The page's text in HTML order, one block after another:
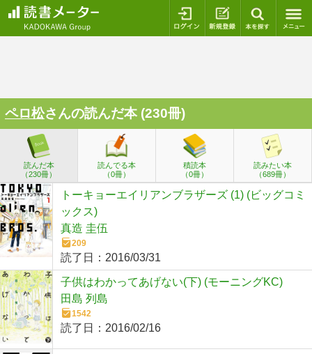
ログイン 新規登録
ペロ松さんの読んだ本 (230冊)
読んだ本
（230冊）
読んでる本
（0冊）
積読本
（0冊）
読みたい本
（689冊）
トーキョーエイリアンブラザーズ (1) (ビッグコミ
ックス)
真造 圭伍
209
読了日： 2016/03/31
子供はわかってあげない(下) (モーニングKC)
田島 列島
1542
読了日： 2016/02/16